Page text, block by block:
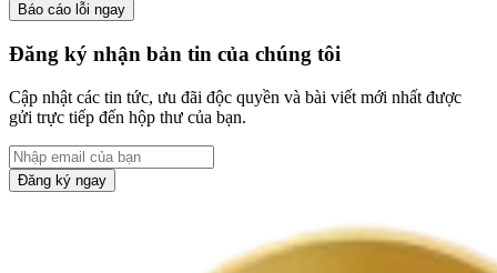
Báo cáo lỗi ngay
Đăng ký nhận bản tin của chúng tôi
Cập nhật các tin tức, ưu đãi độc quyền và bài viết mới nhất được
gửi trực tiếp đến hộp thư của bạn.
Đăng ký ngay